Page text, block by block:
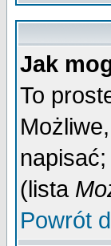
Jak
To
(lista
Powrót